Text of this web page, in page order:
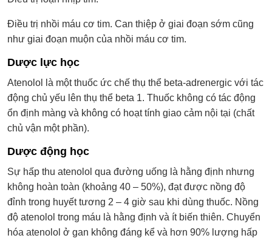
Điều trị nhồi máu cơ tim. Can thiệp ở giai đoạn sớm cũng
như giai đoạn muộn của nhồi máu cơ tim.
Dược lực học
Atenolol là một thuốc ức chế thụ thể beta-adrenergic với tác
động chủ yếu lên thụ thể beta 1. Thuốc không có tác động
ổn định màng và không có hoạt tính giao cảm nội tại (chất
chủ vận một phần).
Dược động học
Sự hấp thu atenolol qua đường uống là hằng định nhưng
không hoàn toàn (khoảng 40 – 50%), đạt được nồng độ
đỉnh trong huyết tương 2 – 4 giờ sau khi dùng thuốc. Nồng
độ atenolol trong máu là hằng định và ít biến thiên. Chuyển
hóa atenolol ở gan không đáng kể và hơn 90% lượng hấp